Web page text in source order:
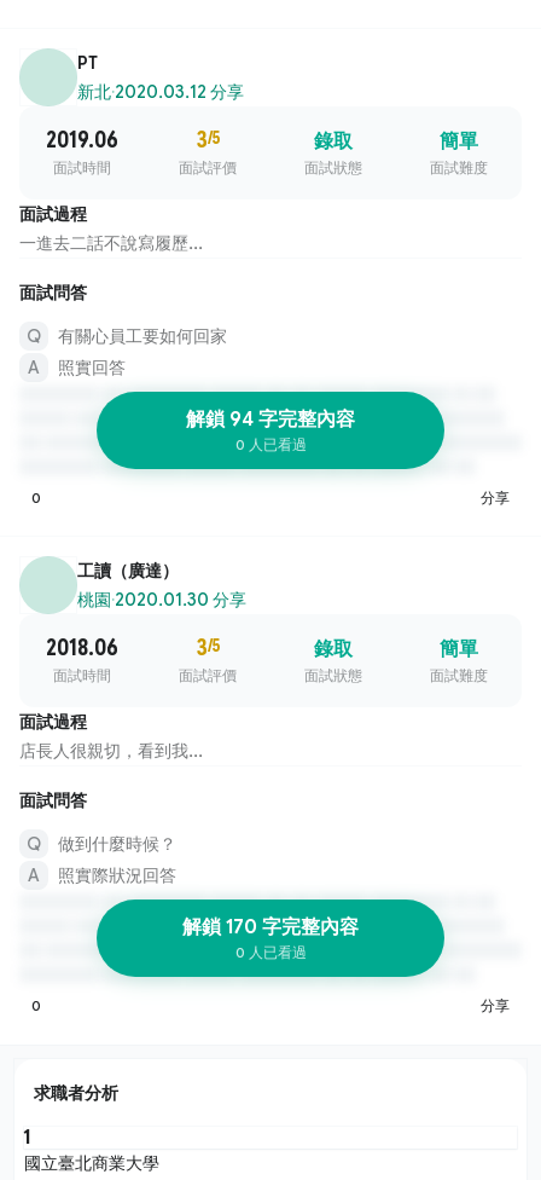
PT
新北·2020.03.12 分享
2019.06
面試時間
3/5
面試評價
錄取
面試狀態
簡單
面試難度
面試過程
一進去二話不說寫履歷...
面試問答
有關心員工要如何回家
照實回答
解鎖 94 字完整內容
0 人已看過
0 分享
工讀（廣達）
桃園·2020.01.30 分享
2018.06
面試時間
3/5
面試評價
錄取
面試狀態
簡單
面試難度
面試過程
店長人很親切，看到我...
面試問答
做到什麼時候？
照實際狀況回答
解鎖 170 字完整內容
0 人已看過
0 分享
求職者分析
1
國立臺北商業大學